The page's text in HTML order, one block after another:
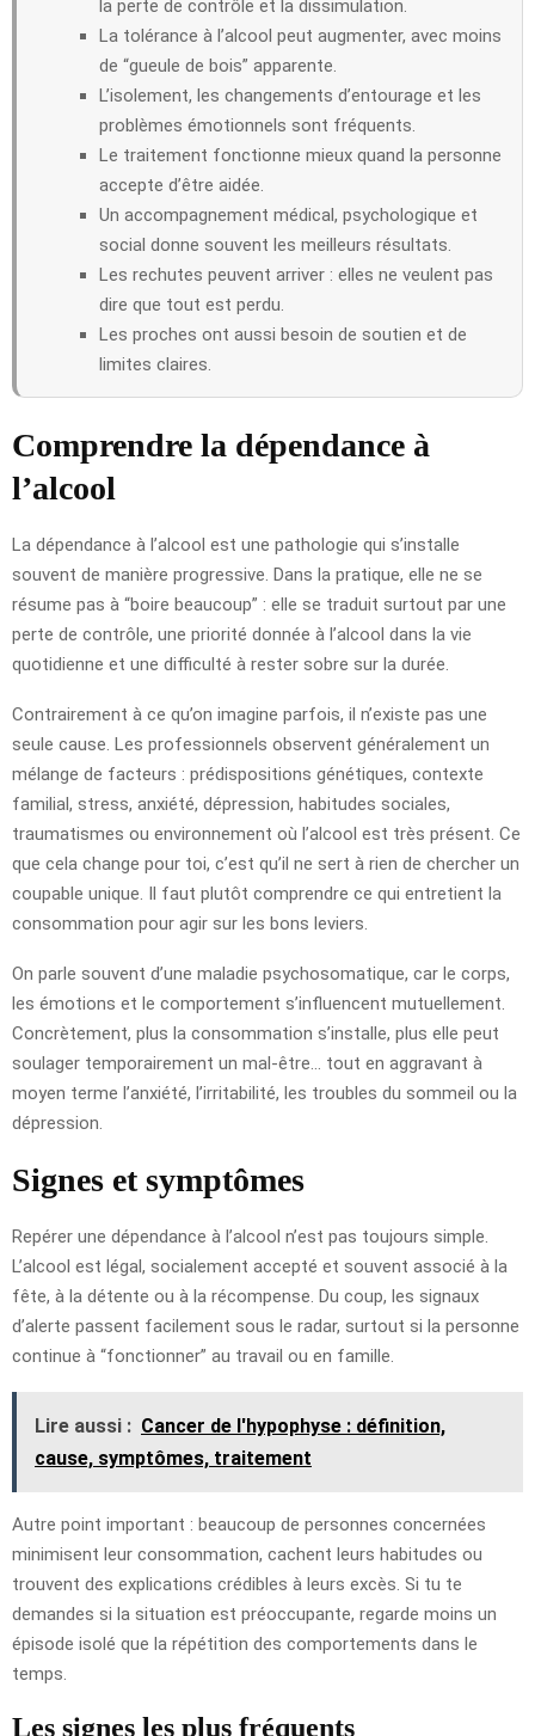
la perte de contrôle et la dissimulation.
La tolérance à l’alcool peut augmenter, avec moins
de “gueule de bois” apparente.
L’isolement, les changements d’entourage et les
problèmes émotionnels sont fréquents.
Le traitement fonctionne mieux quand la personne
accepte d’être aidée.
Un accompagnement médical, psychologique et
social donne souvent les meilleurs résultats.
Les rechutes peuvent arriver : elles ne veulent pas
dire que tout est perdu.
Les proches ont aussi besoin de soutien et de
limites claires.
Comprendre la dépendance à
l’alcool
La dépendance à l’alcool est une pathologie qui s’installe
souvent de manière progressive. Dans la pratique, elle ne se
résume pas à “boire beaucoup” : elle se traduit surtout par une
perte de contrôle, une priorité donnée à l’alcool dans la vie
quotidienne et une difficulté à rester sobre sur la durée.
Contrairement à ce qu’on imagine parfois, il n’existe pas une
seule cause. Les professionnels observent généralement un
mélange de facteurs : prédispositions génétiques, contexte
familial, stress, anxiété, dépression, habitudes sociales,
traumatismes ou environnement où l’alcool est très présent. Ce
que cela change pour toi, c’est qu’il ne sert à rien de chercher un
coupable unique. Il faut plutôt comprendre ce qui entretient la
consommation pour agir sur les bons leviers.
On parle souvent d’une maladie psychosomatique, car le corps,
les émotions et le comportement s’influencent mutuellement.
Concrètement, plus la consommation s’installe, plus elle peut
soulager temporairement un mal-être… tout en aggravant à
moyen terme l’anxiété, l’irritabilité, les troubles du sommeil ou la
dépression.
Signes et symptômes
Repérer une dépendance à l’alcool n’est pas toujours simple.
L’alcool est légal, socialement accepté et souvent associé à la
fête, à la détente ou à la récompense. Du coup, les signaux
d’alerte passent facilement sous le radar, surtout si la personne
continue à “fonctionner” au travail ou en famille.
Lire aussi : Cancer de l'hypophyse : définition,
cause, symptômes, traitement
Autre point important : beaucoup de personnes concernées
minimisent leur consommation, cachent leurs habitudes ou
trouvent des explications crédibles à leurs excès. Si tu te
demandes si la situation est préoccupante, regarde moins un
épisode isolé que la répétition des comportements dans le
temps.
Les signes les plus fréquents